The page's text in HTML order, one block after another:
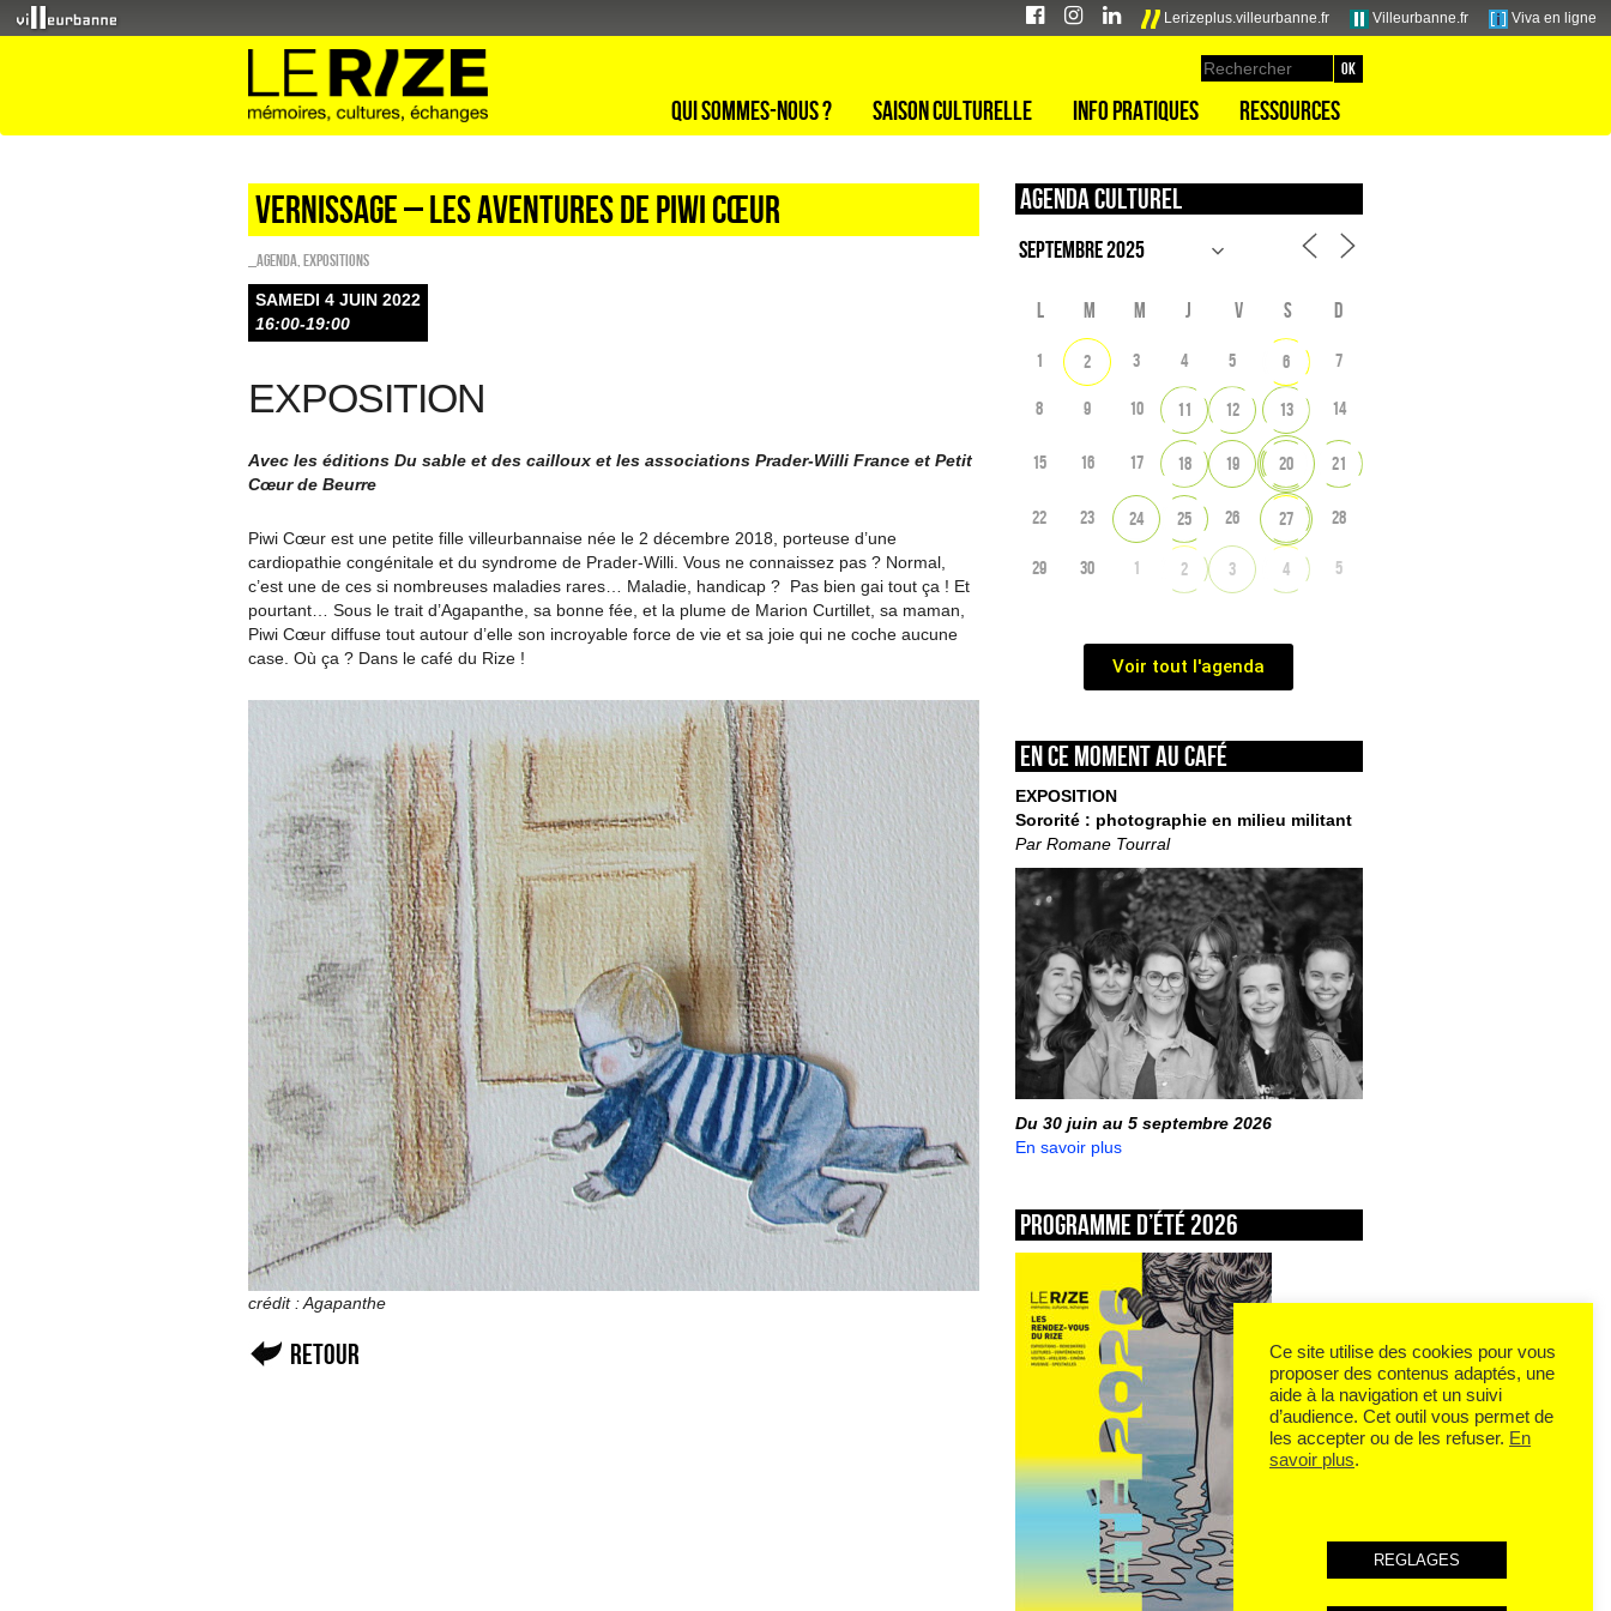
Lerizeplus.villeurbanne.fr Villeurbanne.fr Viva en ligne
Qui sommes-nous ? Saison culturelle Info pratiques Ressources
Vernissage – LES AVENTURES DE PIWI CŒUR
_Agenda EXPOSITIONS
SAMEDI 4 JUIN 2022
16:00-19:00
EXPOSITION
Avec les éditions Du sable et des cailloux et les associations Prader-Willi France et Petit
Cœur de Beurre
Piwi Cœur est une petite fille villeurbannaise née le 2 décembre 2018, porteuse d’une
cardiopathie congénitale et du syndrome de Prader-Willi. Vous ne connaissez pas ? Normal,
c’est une de ces si nombreuses maladies rares… Maladie, handicap ? Pas bien gai tout ça ! Et
pourtant… Sous le trait d’Agapanthe, sa bonne fée, et la plume de Marion Curtillet, sa maman,
Piwi Cœur diffuse tout autour d’elle son incroyable force de vie et sa joie qui ne coche aucune
case. Où ça ? Dans le café du Rize !
crédit : Agapanthe
Retour
Agenda culturel
L M M J V S D
1 2 3 4 5 6 7
8 9 10 11 12 13 14
15 16 17 18 19 20 21
22 23 24 25 26 27 28
29 30 1 2 3 4 5
Voir tout l'agenda
En ce moment au café
EXPOSITION
Sororité : photographie en milieu militant
Par Romane Tourral
Du 30 juin au 5 septembre 2026
En savoir plus
Programme d’été 2026
Ce site utilise des cookies pour vous
proposer des contenus adaptés, une
aide à la navigation et un suivi
d’audience. Cet outil vous permet de
les accepter ou de les refuser. En
savoir plus.
REGLAGES